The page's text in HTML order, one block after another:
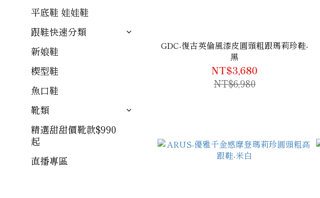
平底鞋 娃娃鞋
跟鞋快速分類
新娘鞋
楔型鞋
魚口鞋
靴類
精選甜甜價靴款$990
起
直播專區
GDC-復古英倫風漆皮圓頭粗跟瑪莉珍鞋-
黑
NT$3,680
NT$6,980